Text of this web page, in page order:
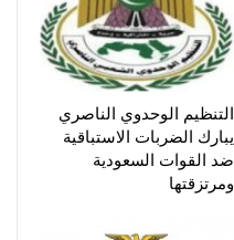
التنظيم الوحدوي الناصري
يبارك الضربات الاستباقية
ضد القوات السعودية
ومرتزقتها